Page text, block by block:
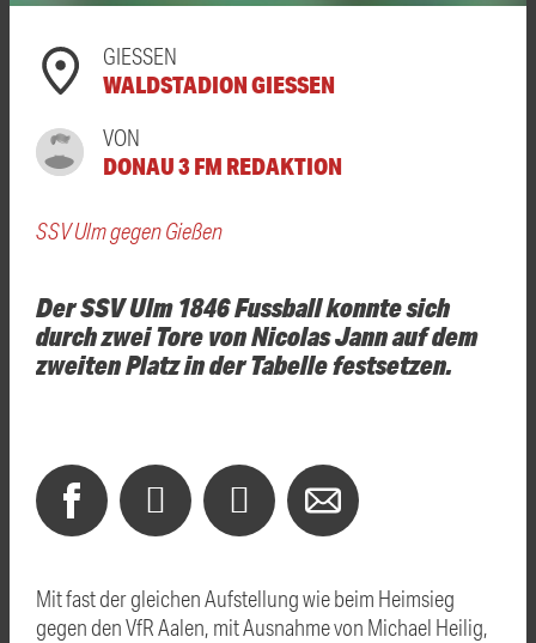
GIESSEN
WALDSTADION GIESSEN
VON
DONAU 3 FM REDAKTION
SSV Ulm gegen Gießen
Der SSV Ulm 1846 Fussball konnte sich
durch zwei Tore von Nicolas Jann auf dem
zweiten Platz in der Tabelle festsetzen.
Mit fast der gleichen Aufstellung wie beim Heimsieg
gegen den VfR Aalen, mit Ausnahme von Michael Heilig,